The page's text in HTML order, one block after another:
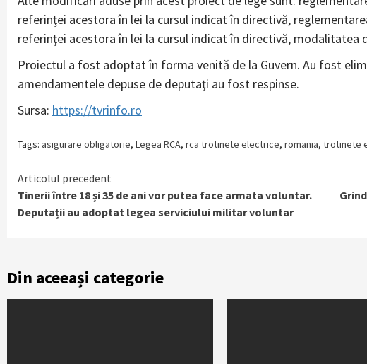
referinţei acestora în lei la cursul indicat în directivă,
referinţei acestora în lei la cursul indicat în directivă, modalitatea
Proiectul a fost adoptat în forma venită de la Guvern. Au fost
amendamentele depuse de deputaţi au fost respinse.
Sursa: https://tvrinfo.ro
Tags: asigurare obligatorie, Legea RCA, rca trotinete electrice, romania, trotinete
Continue
Reading
Articolul precedent
Tinerii între 18 și 35 de ani vor putea face armata voluntar.
Deputații au adoptat legea serviciului militar voluntar
Din aceeași categorie